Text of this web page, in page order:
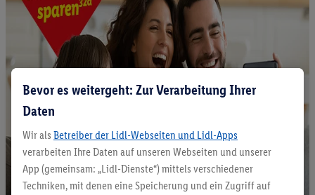
Bevor es weitergeht: Zur Verarbeitung Ihrer
Daten
Wir als Betreiber der Lidl-Webseiten und Lidl-Apps
verarbeiten Ihre Daten auf unseren Webseiten und unserer
App (gemeinsam: „Lidl-Dienste“) mittels verschiedener
Techniken, mit denen eine Speicherung und ein Zugriff auf